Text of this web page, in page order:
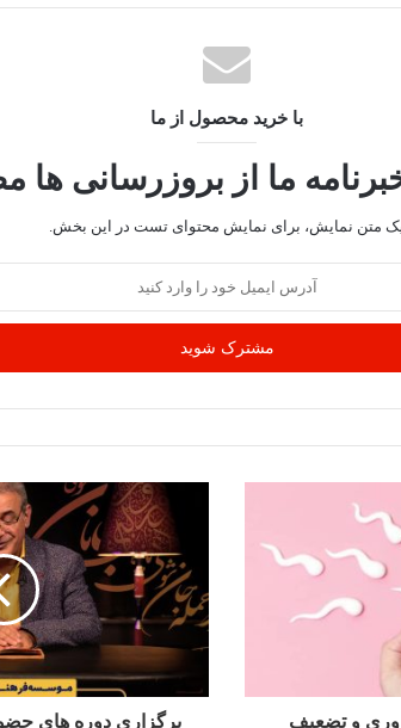
با خرید محصول از ما
ما از بروزرسانی ها
متن نمایش، برای نمایش محتوای تست در این بخش.
و تضعیف
برگزاری دوره های